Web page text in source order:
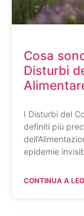
Cosa
Disturbi
I Disturbi del
definiti più
epidemie
CONTINUA A